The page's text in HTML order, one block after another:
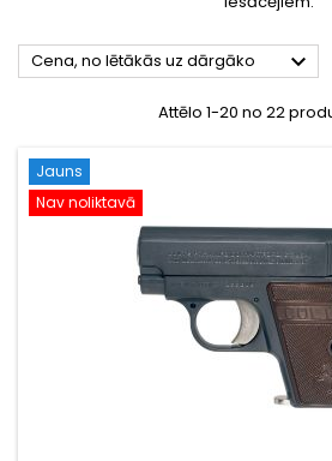
Cena, no lētākās uz dārgāko 
Attēlo 1-20 no 22
Jauns
Nav noliktavā